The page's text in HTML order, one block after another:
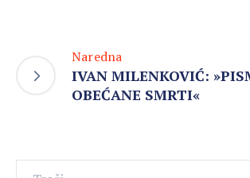
Naredna
IVAN MILENKOVIĆ:
OBEĆANE SMRTI«